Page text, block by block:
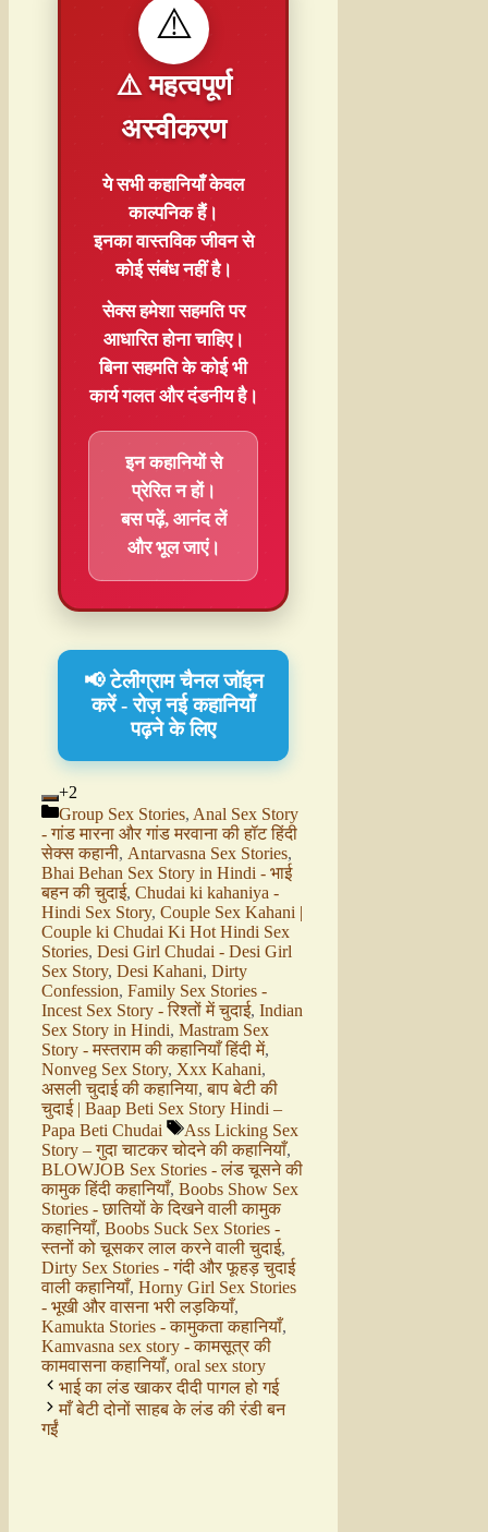
⚠️
⚠️ महत्वपूर्ण
अस्वीकरण
ये सभी कहानियाँकेवल
काल्पनिकहैं।
इनका वास्तविक जीवन से
कोई संबंध नहीं है।
सेक्स हमेशासहमतिपर
आधारित होना चाहिए।
बिना सहमति के कोई भी
कार्य गलत और दंडनीय है।
इन कहानियों से
प्रेरित न हों।
बस पढ़ें, आनंद लें
और भूल जाएं।
📢 टेलीग्राम चैनल जॉइन
करें - रोज़ नई कहानियाँ
पढ़ने के लिए
+2
Group Sex Stories, Anal Sex Story
- गांड मारना और गांड मरवाना की हॉट हिंदी
सेक्स कहानी, Antarvasna Sex Stories,
Bhai Behan Sex Story in Hindi - भाई
बहन की चुदाई, Chudai ki kahaniya -
Hindi Sex Story, Couple Sex Kahani |
Couple ki Chudai Ki Hot Hindi Sex
Stories, Desi Girl Chudai - Desi Girl
Sex Story, Desi Kahani, Dirty
Confession, Family Sex Stories -
Incest Sex Story - रिश्तों में चुदाई, Indian
Sex Story in Hindi, Mastram Sex
Story - मस्तराम की कहानियाँ हिंदी में,
Nonveg Sex Story, Xxx Kahani,
असली चुदाई की कहानिया,बाप बेटी की
चुदाई | Baap Beti Sex Story Hindi –
Papa Beti Chudai
Ass Licking Sex
Story – गुदा चाटकर चोदने की कहानियाँ,
BLOWJOB Sex Stories - लंड चूसने की
कामुक हिंदी कहानियाँ, Boobs Show Sex
Stories - छातियों के दिखने वाली कामुक
कहानियाँ, Boobs Suck Sex Stories -
स्तनों को चूसकर लाल करने वाली चुदाई,
Dirty Sex Stories - गंदी और फूहड़ चुदाई
वाली कहानियाँ, Horny Girl Sex Stories
- भूखी और वासना भरी लड़कियाँ,
Kamukta Stories - कामुकता कहानियाँ,
Kamvasna sex story - कामसूत्र की
कामवासना कहानियाँ, oral sex story
भाई का लंड खाकर दीदी पागल हो गई
माँ बेटी दोनों साहब के लंड की रंडी बन
गईं